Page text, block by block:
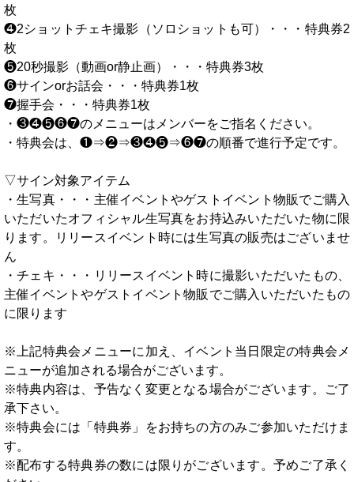
枚
❹2ショットチェキ撮影（ソロショットも可）・・・特典券2
枚
❺20秒撮影（動画or静止画）・・・特典券3枚
❻サインorお話会・・・特典券1枚
❼握手会・・・特典券1枚
・❸❹❺❻❼のメニューはメンバーをご指名ください。
・特典会は、❶⇒❷⇒❸❹❺⇒❻❼の順番で進行予定です。
▽サイン対象アイテム
・生写真・・・主催イベントやゲストイベント物販でご購入
いただいたオフィシャル生写真をお持込みいただいた物に限
ります。リリースイベント時には生写真の販売はございませ
ん
・チェキ・・・リリースイベント時に撮影いただいたもの、
主催イベントやゲストイベント物販でご購入いただいたもの
に限ります
※上記特典会メニューに加え、イベント当日限定の特典会メ
ニューが追加される場合がございます。
※特典内容は、予告なく変更となる場合がございます。ご了
承下さい。
※特典会には「特典券」をお持ちの方のみご参加いただけま
す。
※配布する特典券の数には限りがございます。予めご了承く